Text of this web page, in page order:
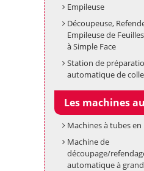
Empileuse
Découpeuse,
Empileuse de
à Simple Face
Station de
automatique de colle
Les machines
Machines à tubes en
Machine de
découpage/
automatique à